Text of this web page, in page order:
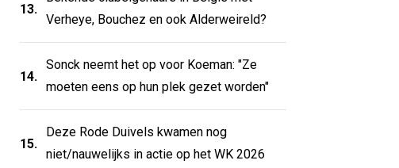
13.
Verheye, Bouchez en ook Alderweireld?
14.
Sonck neemt het op voor Koeman: "Ze
moeten eens op hun plek gezet worden"
15.
Deze Rode Duivels kwamen nog
niet/nauwelijks in actie op het WK 2026